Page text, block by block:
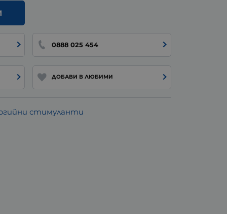
0888 025 454
ДОБАВИ В ЛЮБИМИ
стимуланти